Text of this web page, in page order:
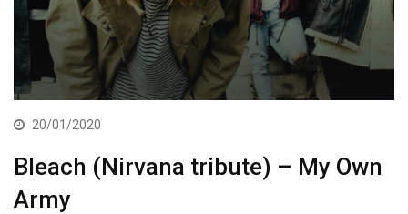
20/01/2020
Bleach (Nirvana tribute) – My Own
Army